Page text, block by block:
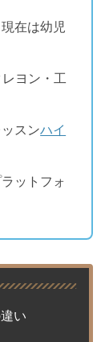
在は幼児
ヨン・工
スンハイ
ットフォ
い